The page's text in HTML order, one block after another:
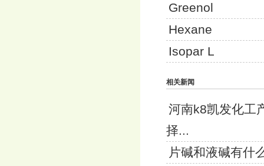
Greenol
Hexane
Isopar L
相关新闻
河南k8凯
择...
片碱和液碱有什